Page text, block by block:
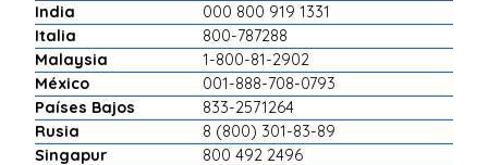
India
000 800 919 1331
Italia
800-787288
Malaysia
1-800-81-2902
México
001-888-708-0793
Países Bajos
833-2571264
Rusia
8 (800) 301-83-89
Singapur
800 492 2496